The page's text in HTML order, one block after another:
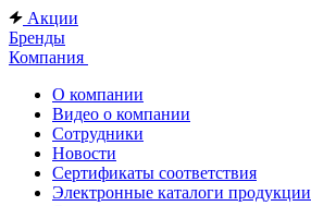
Акции
Бренды
Компания
О компании
Видео о компании
Сотрудники
Новости
Сертификаты соответствия
Электронные каталоги продукции